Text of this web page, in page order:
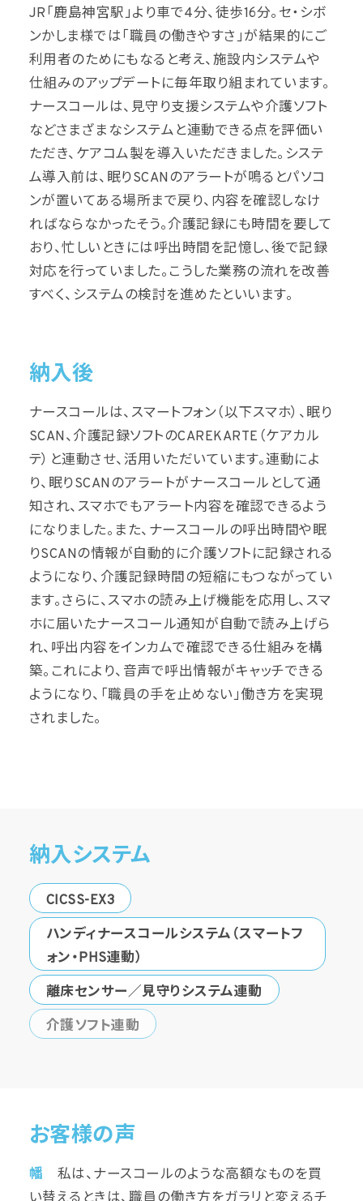
JR「鹿島神宮駅」より車で4分、徒歩16分。セ・シボ
ンかしま様では「職員の働きやすさ」が結果的にご
利用者のためにもなると考え、施設内システムや
仕組みのアップデートに毎年取り組まれています。
ナースコールは、見守り支援システムや介護ソフト
などさまざまなシステムと連動できる点を評価い
ただき、ケアコム製を導入いただきました。システ
ム導入前は、眠りSCANのアラートが鳴るとパソコ
ンが置いてある場所まで戻り、内容を確認しなけ
ればならなかったそう。介護記録にも時間を要して
おり、忙しいときには呼出時間を記憶し、後で記録
対応を行っていました。こうした業務の流れを改善
すべく、システムの検討を進めたといいます。
納入後
ナースコールは、スマートフォン（以下スマホ）、眠り
SCAN、介護記録ソフトのCAREKARTE（ケアカル
テ）と連動させ、活用いただいています。連動によ
り、眠りSCANのアラートがナースコールとして通
知され、スマホでもアラート内容を確認できるよう
になりました。また、ナースコールの呼出時間や眠
りSCANの情報が自動的に介護ソフトに記録される
ようになり、介護記録時間の短縮にもつながってい
ます。さらに、スマホの読み上げ機能を応用し、スマ
ホに届いたナースコール通知が自動で読み上げら
れ、呼出内容をインカムで確認できる仕組みを構
築。これにより、音声で呼出情報がキャッチできる
ようになり、「職員の手を止めない」働き方を実現
されました。
納入システム
CICSS-EX3
ハンディナースコールシステム（スマートフ
ォン・PHS連動）
離床センサー／見守りシステム連動
介護ソフト連動
お客様の声
幡 私は、ナースコールのような高額なものを買